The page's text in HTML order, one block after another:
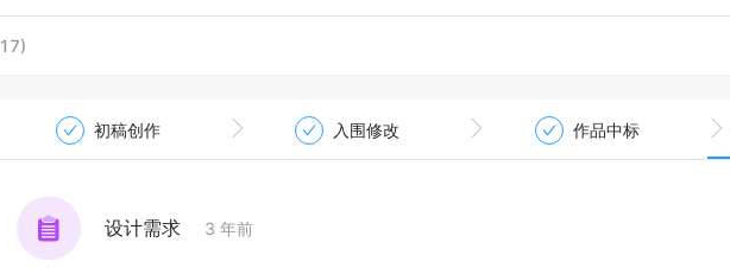
17)
初稿创作 入围修改 作品中标
设计需求 3 年前